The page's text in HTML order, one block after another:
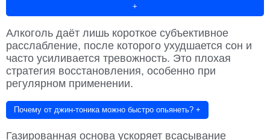
+
Алкоголь даёт лишь короткое субъективное
расслабление, после которого ухудшается сон и
часто усиливается тревожность. Это плохая
стратегия восстановления, особенно при
регулярном применении.
Почему от джин-тоника можно быстро опьянеть? +
Газированная основа ускоряет всасывание